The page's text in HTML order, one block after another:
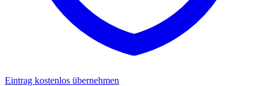
Eintrag kostenlos übernehmen